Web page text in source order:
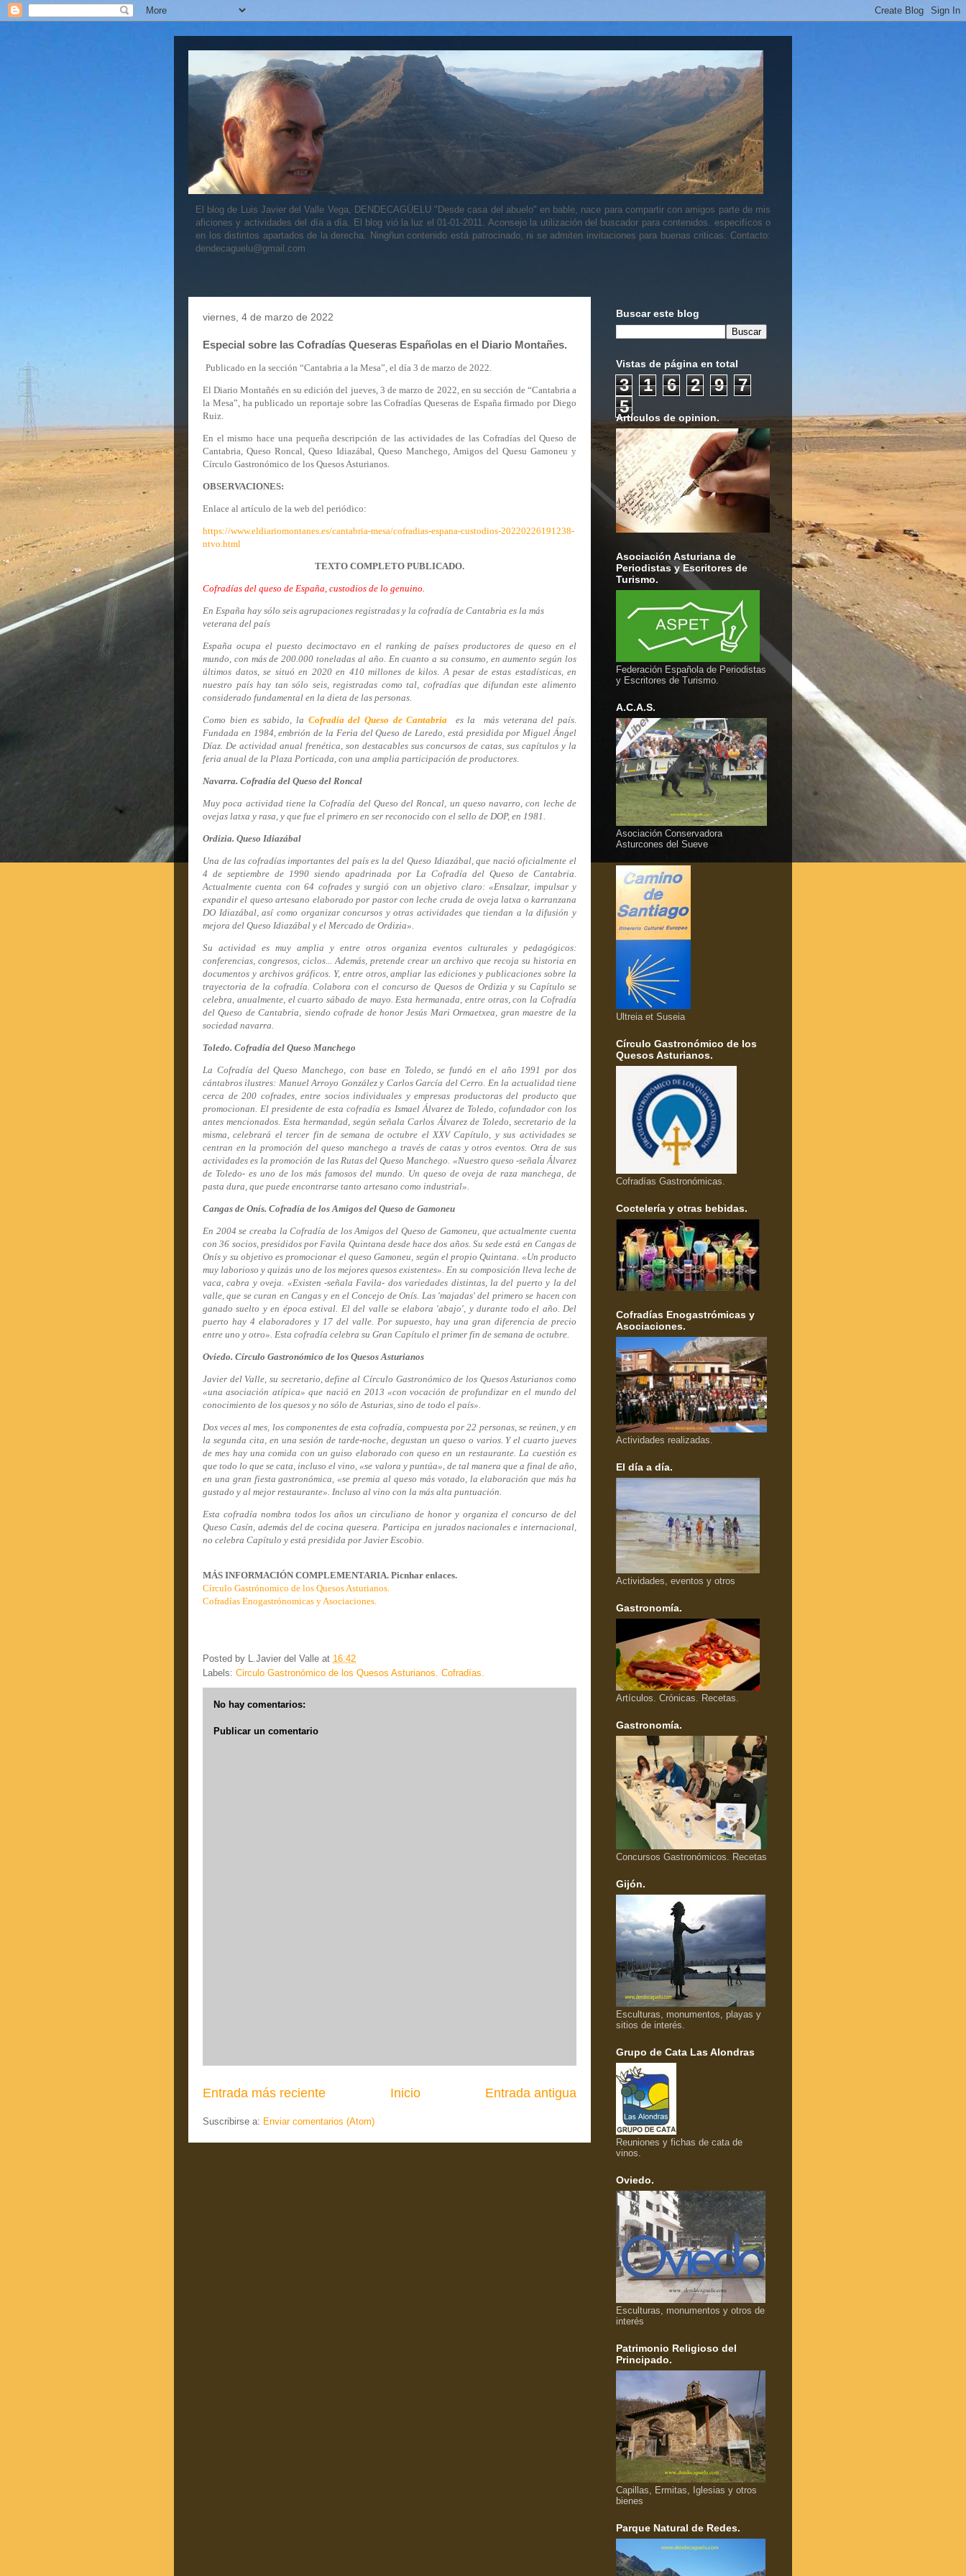
El blog de Luis Javier del Valle Vega, DENDECAGÜELU "Desde casa del abuelo" en bable, nace para compartir con amigos parte de mis
aficiones y actividades del día a día. El blog vió la luz el 01-01-2011. Aconsejo la utilización del buscador para contenidos. especifícos o
en los distintos apartados de la derecha. Ningñun contenido está patrocinado, ni se admiten invitaciones para buenas criticas. Contacto:
dendecaguelu@gmail.com
viernes, 4 de marzo de 2022
Especial sobre las Cofradías Queseras Españolas en el Diario Montañes.
Publicado en la sección “Cantabria a la Mesa”, el día 3 de marzo de 2022.
El Diario Montañés en su edición del jueves, 3 de marzo de 2022, en su sección de “Cantabria a
la Mesa”, ha publicado un reportaje sobre las Cofradías Queseras de España firmado por Diego
Ruiz.
En el mismo hace una pequeña descripción de las actividades de las Cofradías del Queso de
Cantabria, Queso Roncal, Queso Idiazábal, Queso Manchego, Amigos del Quesu Gamoneu y
Círculo Gastronómico de los Quesos Asturianos.
OBSERVACIONES:
Enlace al artículo de la web del periódico:
https://www.eldiariomontanes.es/cantabria-mesa/cofradias-espana-custodios-20220226191238-
ntvo.html
TEXTO COMPLETO PUBLICADO.
Cofradías del queso de España, custodios de lo genuino.
En España hay sólo seis agrupaciones registradas y la cofradía de Cantabria es la más
veterana del país
España ocupa el puesto decimoctavo en el ranking de países productores de queso en el
mundo, con más de 200.000 toneladas al año. En cuanto a su consumo, en aumento según los
últimos datos, se situó en 2020 en 410 millones de kilos. A pesar de estas estadísticas, en
nuestro país hay tan sólo seis, registradas como tal, cofradías que difundan este alimento
considerado fundamental en la dieta de las personas.
Como bien es sabido, la Cofradía del Queso de Cantabria es la
más veterana del país.
Fundada en 1984, embrión de la Feria del Queso de Laredo, está presidida por Miguel Ángel
Díaz. De actividad anual frenética, son destacables sus concursos de catas, sus capítulos y la
feria anual de la Plaza Porticada, con una amplia participación de productores.
Navarra. Cofradía del Queso del Roncal
Muy poca actividad tiene la Cofradía del Queso del Roncal, un queso navarro, con leche de
ovejas latxa y rasa, y que fue el primero en ser reconocido con el sello de DOP, en 1981.
Ordizia. Queso Idiazábal
Una de las cofradías importantes del país es la del Queso Idiazábal, que nació oficialmente el
4 de septiembre de 1990 siendo apadrinada por La Cofradía del Queso de Cantabria.
Actualmente cuenta con 64 cofrades y surgió con un objetivo claro: «Ensalzar, impulsar y
expandir el queso artesano elaborado por pastor con leche cruda de oveja latxa o karranzana
DO Idiazábal, así como organizar concursos y otras actividades que tiendan a la difusión y
mejora del Queso Idiazábal y el Mercado de Ordizia».
Su actividad es muy amplia y entre otros organiza eventos culturales y pedagógicos:
conferencias, congresos, ciclos... Además, pretende crear un archivo que recoja su historia en
documentos y archivos gráficos. Y, entre otros, ampliar las ediciones y publicaciones sobre la
trayectoria de la cofradía. Colabora con el concurso de Quesos de Ordizia y su Capítulo se
celebra, anualmente, el cuarto sábado de mayo. Esta hermanada, entre otras, con la Cofradía
del Queso de Cantabria, siendo cofrade de honor Jesús Mari Ormaetxea, gran maestre de la
sociedad navarra.
Toledo. Cofradía del Queso Manchego
La Cofradía del Queso Manchego, con base en Toledo, se fundó en el año 1991 por dos
cántabros ilustres: Manuel Arroyo González y Carlos García del Cerro. En la actualidad tiene
cerca de 200 cofrades, entre socios individuales y empresas productoras del producto que
promocionan. El presidente de esta cofradía es Ismael Álvarez de Toledo, cofundador con los
antes mencionados. Esta hermandad, según señala Carlos Álvarez de Toledo, secretario de la
misma, celebrará el tercer fin de semana de octubre el XXV Capítulo, y sus actividades se
centran en la promoción del queso manchego a través de catas y otros eventos. Otra de sus
actividades es la promoción de las Rutas del Queso Manchego. «Nuestro queso -señala Álvarez
de Toledo- es uno de los más famosos del mundo. Un queso de oveja de raza manchega, de
pasta dura, que puede encontrarse tanto artesano como industrial».
Cangas de Onís. Cofradía de los Amigos del Queso de Gamoneu
En 2004 se creaba la Cofradía de los Amigos del Queso de Gamoneu, que actualmente cuenta
con 36 socios, presididos por Favila Quintana desde hace dos años. Su sede está en Cangas de
Onís y su objetivo es promocionar el queso Gamoneu, según el propio Quintana. «Un producto
muy laborioso y quizás uno de los mejores quesos existentes». En su composición lleva leche de
vaca, cabra y oveja. «Existen -señala Favila- dos variedades distintas, la del puerto y la del
valle, que se curan en Cangas y en el Concejo de Onís. Las 'majadas' del primero se hacen con
ganado suelto y en época estival. El del valle se elabora 'abajo', y durante todo el año. Del
puerto hay 4 elaboradores y 17 del valle. Por supuesto, hay una gran diferencia de precio
entre uno y otro». Esta cofradía celebra su Gran Capítulo el primer fin de semana de octubre.
Oviedo. Círculo Gastronómico de los Quesos Asturianos
Javier del Valle, su secretario, define al Círculo Gastronómico de los Quesos Asturianos como
«una asociación atípica» que nació en 2013 «con vocación de profundizar en el mundo del
conocimiento de los quesos y no sólo de Asturias, sino de todo el país».
Dos veces al mes, los componentes de esta cofradía, compuesta por 22 personas, se reúnen, y en
la segunda cita, en una sesión de tarde-noche, degustan un queso o varios. Y el cuarto jueves
de mes hay una comida con un guiso elaborado con queso en un restaurante. La cuestión es
que todo lo que se cata, incluso el vino, «se valora y puntúa», de tal manera que a final de año,
en una gran fiesta gastronómica, «se premia al queso más votado, la elaboración que más ha
gustado y al mejor restaurante». Incluso al vino con la más alta puntuación.
Esta cofradía nombra todos los años un circuliano de honor y organiza el concurso de del
Queso Casín, además del de cocina quesera. Participa en jurados nacionales e internacional,
no celebra Capítulo y está presidida por Javier Escobio.
MÁS INFORMACIÓN COMPLEMENTARIA. Picnhar enlaces.
Círculo Gastrónomico de los Quesos Asturianos.
Cofradías Enogastrónomicas y Asociaciones.
Posted by L.Javier del Valle at 16:42
Labels: Circulo Gastronómico de los Quesos Asturianos. Cofradías.
No hay comentarios:
Publicar un comentario
Entrada más reciente Entrada antigua
Inicio
Suscribirse a: Enviar comentarios (Atom)
Buscar este blog
Vistas de página en total
3 1 6 2 9
7
5
Artículos de opinion.
Asociación Asturiana de
Periodistas y Escritores de
Turismo.
Federación Española de Periodistas
y Escritores de Turismo.
A.C.A.S.
Asociación Conservadora
Asturcones del Sueve
Ultreia et Suseia
Círculo Gastronómico de los
Quesos Asturianos.
Cofradías Gastronómicas.
Coctelería y otras bebidas.
Cofradías Enogastrómicas y
Asociaciones.
Actividades realizadas.
El día a día.
Actividades, eventos y otros
Gastronomía.
Artículos. Crónicas. Recetas.
Gastronomía.
Concursos Gastronómicos. Recetas
Gijón.
Esculturas, monumentos, playas y
sitios de interés.
Grupo de Cata Las Alondras
Reuniones y fichas de cata de
vinos.
Oviedo.
Esculturas, monumentos y otros de
interés
Patrimonio Religioso del
Principado.
Capillas, Ermitas, Iglesias y otros
bienes
Parque Natural de Redes.